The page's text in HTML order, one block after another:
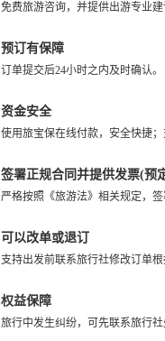
免费旅游咨询，并提供出游专业
预订有保障
订单提交后24小时之内及时确认。
资金安全
使用旅宝保在线付款，安全快捷；
签署正规合同并提供发票(预
严格按照《旅游法》相关规定，
可以改单或退订
支持出发前联系旅行社修改订单
权益保障
旅行中发生纠纷，可先联系旅行